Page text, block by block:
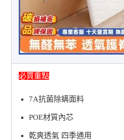
必買重點
7A抗菌除螨面料
POE材質內芯
乾爽透氣 四季通用